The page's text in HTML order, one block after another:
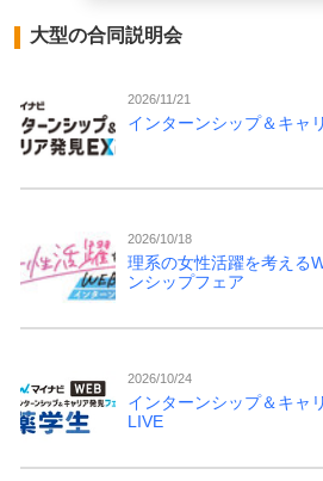
大型の合同説明会
2026/11/21
インターンシップ＆キ
2026/10/18
理系の女性活躍を考える
ンシップフェア
2026/10/24
インターンシップ＆キャ
LIVE